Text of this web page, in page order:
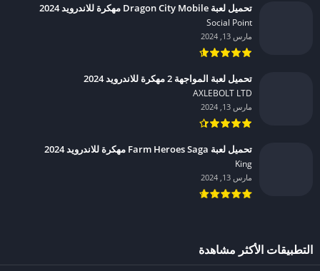
تحميل لعبة Dragon City Mobile مهكرة للاندرويد 2024
Social Point‏
مارس 13, 2024
تحميل لعبة المواجهة 2 مهكرة للاندرويد 2024
AXLEBOLT LTD‏
مارس 13, 2024
تحميل لعبة Farm Heroes Saga مهكرة للاندرويد 2024
King‏
مارس 13, 2024
التطبيقات الأكثر مشاهدة